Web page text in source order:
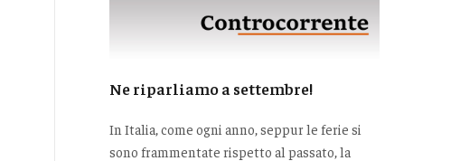
Ne riparliamo a settembre!
In Italia, come ogni anno, seppur le ferie si
sono frammentate rispetto al passato, la